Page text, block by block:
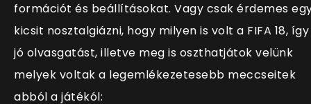
formációt és beállításokat. Vagy csak érdemes
kicsit nosztalgiázni, hogy milyen is volt a FIFA 18, így
jó olvasgatást, illetve meg is oszthatjátok velünk
melyek voltak a legemlékezetesebb meccseitek
abból a játékól: